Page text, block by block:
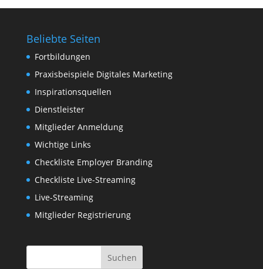
Beliebte Seiten
Fortbildungen
Praxisbeispiele Digitales Marketing
Inspirationsquellen
Dienstleister
Mitglieder Anmeldung
Wichtige Links
Checkliste Employer Branding
Checkliste Live-Streaming
Live-Streaming
Mitglieder Registrierung